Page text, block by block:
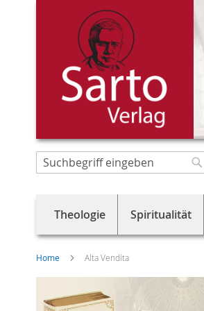
Suche
Theologie Spiritualität
Home Alta Vendita